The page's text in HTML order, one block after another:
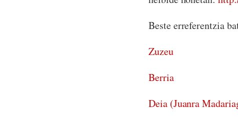
Beste erreferentzia
Zuzeu
Berria
Deia (Juanra